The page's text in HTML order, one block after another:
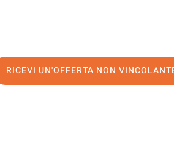
RICEVI UN'OFFERTA NON